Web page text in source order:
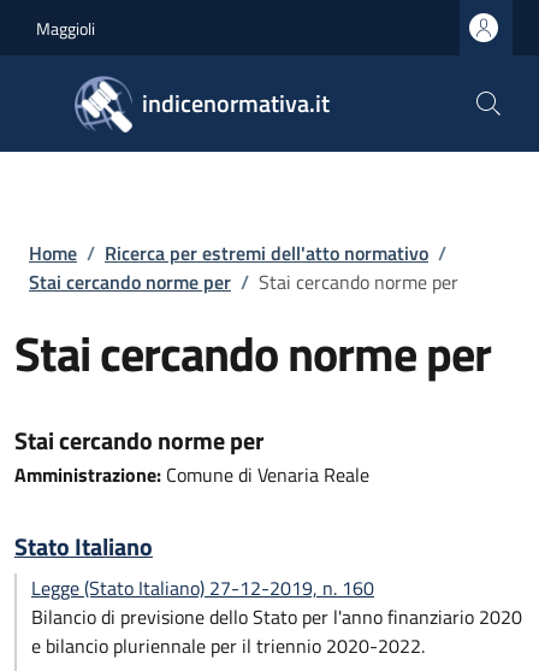
Maggioli
indicenormativa.it
Briciole di pane
Home / Ricerca per estremi dell'atto normativo /
Stai cercando norme per / Stai cercando norme per
Stai cercando norme per
Stai cercando norme per
Amministrazione: Comune di Venaria Reale
Stato Italiano
Legge (Stato Italiano) 27-12-2019, n. 160
Bilancio di previsione dello Stato per l'anno finanziario 2020
e bilancio pluriennale per il triennio 2020-2022.